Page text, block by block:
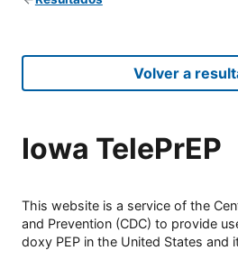
Volver a
Iowa TelePrEP
This website is a service of the
and Prevention (CDC) to provide
doxy PEP in the United States and